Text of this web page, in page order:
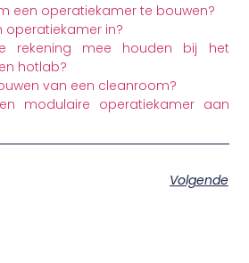
een operatiekamer te bouwen?
operatiekamer in?
rekening mee houden bij het
hotlab?
van een cleanroom?
modulaire operatiekamer aan
Volgende